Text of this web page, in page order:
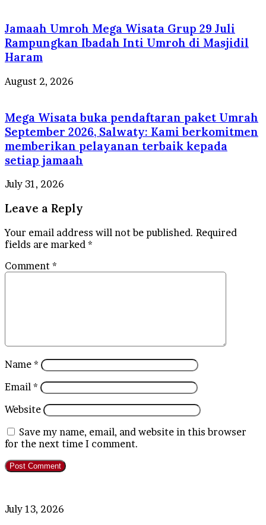
Jamaah Umroh Mega Wisata Grup 29 Juli
Rampungkan Ibadah Inti Umroh di Masjidil
Haram
August 2, 2026
Mega Wisata buka pendaftaran paket Umrah
September 2026, Salwaty: Kami berkomitmen
memberikan pelayanan terbaik kepada
setiap jamaah
July 31, 2026
Leave a Reply
Your email address will not be published. Required
fields are marked *
Comment *
Name *
Email *
Website
Save my name, email, and website in this browser
for the next time I comment.
PT
July 13, 2026